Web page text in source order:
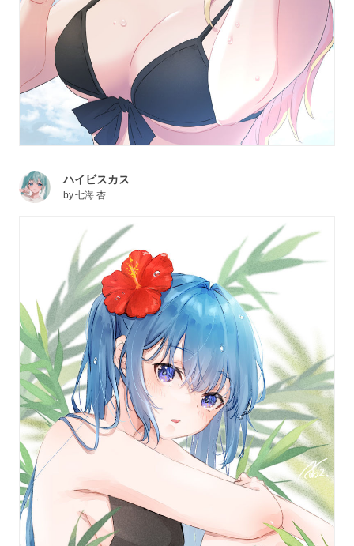
ハイビスカス
by七海 杏